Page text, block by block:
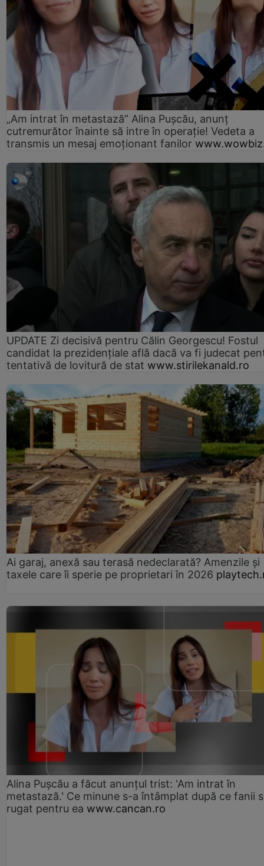
„Am intrat în metastază” Alina Pușcău, anunț
cutremurător înainte să intre în operație! Vedeta a
transmis un mesaj emoționant fanilor
UPDATE Zi decisivă pentru Călin Georgescu! Fostul
candidat la prezidențiale află dacă va fi judecat
tentativă de lovitură de stat www.stirilekanald.ro
Ai garaj, anexă sau terasă nedeclarată? Amenzile și
taxele care îi sperie pe proprietari în 2026
Alina Pușcău a făcut anunțul trist: 'Am intrat în
metastază.' Ce minune s-a întâmplat după ce fanii
rugat pentru ea www.cancan.ro